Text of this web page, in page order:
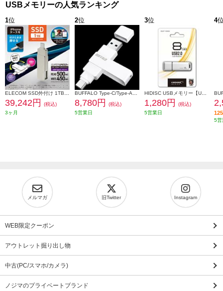
USBメモリーの人気ランキング
1位
39,242円
(税込)
3ヶ月
2位
8,780円
(税込)
5営業日
3位
1,280円
(税込)
5営業日
4
5営
メルマガ 旧Twitter Instagram
WEB限定クーポン
アウトレット掘り出し物
中古(PC/スマホ/カメラ)
ノジマのプライベートブランド